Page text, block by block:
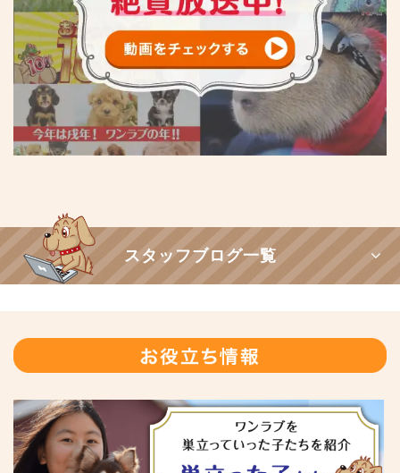
スタッフブログ一覧